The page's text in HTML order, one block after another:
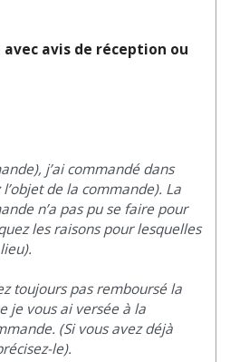
avis de réception ou
j’ai commandé dans
de la commande). La
n’a pas pu se faire pour
les raisons pour lesquelles
toujours pas remboursé la
je vous ai versée à la
(Si vous avez déjà
le).